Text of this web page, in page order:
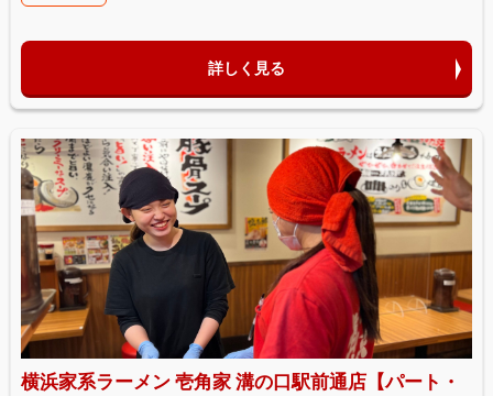
詳しく見る
横浜家系ラーメン 壱角家 溝の口駅前通店【パート・